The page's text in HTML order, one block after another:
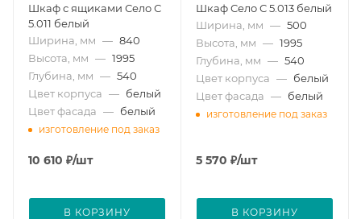
Шкаф с ящиками Село С
5.011 белый
Ширина, мм — 840
Высота, мм — 1995
Глубина, мм — 540
Цвет корпуса — белый
Цвет фасада — белый
изготовление под заказ
10 610 ₽/шт
В КОРЗИНУ
Шкаф Село С 5.013 белый
Ширина, мм — 500
Высота, мм — 1995
Глубина, мм — 540
Цвет корпуса — белый
Цвет фасада — белый
изготовление под заказ
5 570 ₽/шт
В КОРЗИНУ